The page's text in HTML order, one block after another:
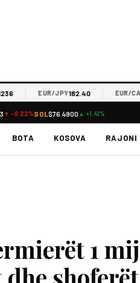
EUR/JPY182.40 EUR/CAD
▼ -0.22%SOL$76.4900 ▲ +1.41%
BOTA KOSOVA RAJONI
1